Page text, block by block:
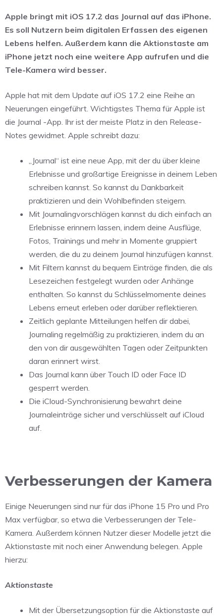
Apple bringt mit iOS 17.2 das Journal auf das iPhone.
Es soll Nutzern beim digitalen Erfassen des eigenen
Lebens helfen. Außerdem kann die Aktionstaste am
iPhone jetzt noch eine weitere App aufrufen und die
Tele-Kamera wird besser.
Apple hat mit dem Update auf iOS 17.2 eine Reihe an
Neuerungen eingeführt. Wichtigstes Thema für Apple ist
die Journal -App. Ihr ist der meiste Platz in den Release-
Notes gewidmet. Apple schreibt dazu:
„Journal“ ist eine neue App, mit der du über kleine
Erlebnisse und großartige Ereignisse in deinem Leben
schreiben kannst. So kannst du Dankbarkeit
praktizieren und dein Wohlbefinden steigern.
Mit Journalingvorschlägen kannst du dich einfach an
Erlebnisse erinnern lassen, indem deine Ausflüge,
Fotos, Trainings und mehr in Momente gruppiert
werden, die du zu deinem Journal hinzufügen kannst.
Mit Filtern kannst du bequem Einträge finden, die als
Lesezeichen festgelegt wurden oder Anhänge
enthalten. So kannst du Schlüsselmomente deines
Lebens erneut erleben oder darüber reflektieren.
Zeitlich geplante Mitteilungen helfen dir dabei,
Journaling regelmäßig zu praktizieren, indem du an
den von dir ausgewählten Tagen oder Zeitpunkten
daran erinnert wirst.
Das Journal kann über Touch ID oder Face ID
gesperrt werden.
Die iCloud-Synchronisierung bewahrt deine
Journaleinträge sicher und verschlüsselt auf iCloud
auf.
Verbesserungen der Kamera
Einige Neuerungen sind nur für das iPhone 15 Pro und Pro
Max verfügbar, so etwa die Verbesserungen der Tele-
Kamera. Außerdem können Nutzer dieser Modelle jetzt die
Aktionstaste mit noch einer Anwendung belegen. Apple
hierzu:
Aktionstaste
Mit der Übersetzungsoption für die Aktionstaste auf